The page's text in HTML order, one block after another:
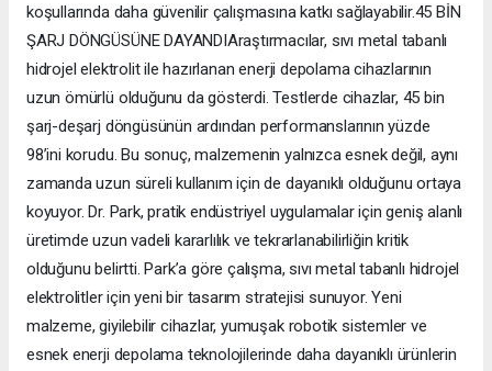
koşullarında daha güvenilir çalışmasına katkı sağlayabilir.45 BİN
ŞARJ DÖNGÜSÜNE DAYANDIAraştırmacılar, sıvı metal tabanlı
hidrojel elektrolit ile hazırlanan enerji depolama cihazlarının
uzun ömürlü olduğunu da gösterdi. Testlerde cihazlar, 45 bin
şarj-deşarj döngüsünün ardından performanslarının yüzde
98’ini korudu. Bu sonuç, malzemenin yalnızca esnek değil, aynı
zamanda uzun süreli kullanım için de dayanıklı olduğunu ortaya
koyuyor. Dr. Park, pratik endüstriyel uygulamalar için geniş alanlı
üretimde uzun vadeli kararlılık ve tekrarlanabilirliğin kritik
olduğunu belirtti. Park’a göre çalışma, sıvı metal tabanlı hidrojel
elektrolitler için yeni bir tasarım stratejisi sunuyor. Yeni
malzeme, giyilebilir cihazlar, yumuşak robotik sistemler ve
esnek enerji depolama teknolojilerinde daha dayanıklı ürünlerin